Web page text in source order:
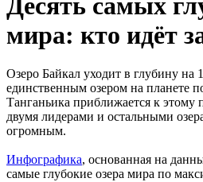
мира: кто идёт
Озеро Байкал уходит в глубину на
единственным озером на планете
Танганьика приближается к этому
двумя лидерами и остальными
огромным.
Инфографика, основанная на
самые глубокие озера мира по